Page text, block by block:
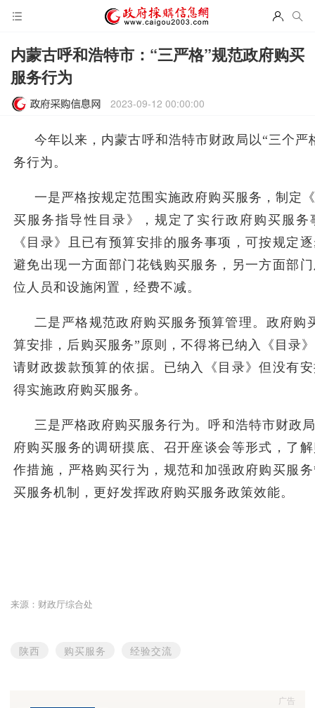
内蒙古呼和浩特市：“三严格”规范政府购买
服务行为
2023-09-12 00:00:00
今年以来，内蒙古呼和浩特市财政局以“三个严
务行为。
一是严格按规定范围实施政府购买服务，制定
买服务指导性目录》，规定了实行政府购买服务
《目录》且已有预算安排的服务事项，可按规定
避免出现一方面部门花钱购买服务，另一方面部
位人员和设施闲置，经费不减。
二是严格规范政府购买服务预算管理。政府购
算安排，后购买服务”原则，不得将已纳入《目录
请财政拨款预算的依据。已纳入《目录》但没有
得实施政府购买服务。
三是严格政府购买服务行为。呼和浩特市财政
府购买服务的调研摸底、召开座谈会等形式，了
作措施，严格购买行为，规范和加强政府购买服
买服务机制，更好发挥政府购买服务政策效能。
来源：财政厅综合处
陕西 购买服务 经验交流
广告